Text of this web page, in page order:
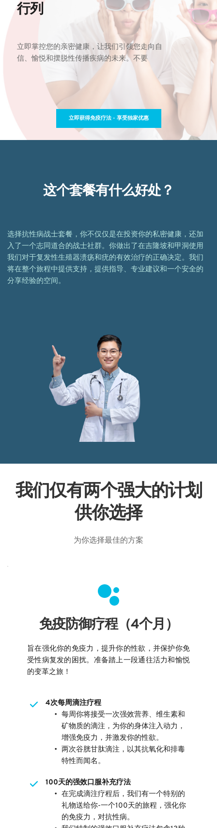
行列
立即掌控您的亲密健康，让我们引领您走向自
信、愉悦和摆脱性传播疾病的未来。不要
立即获得免疫疗法 - 享受独家优惠
这个套餐有什么好处？
选择抗性病战士套餐，你不仅仅是在投资你的私密健康，还加
入了一个志同道合的战士社群。你做出了在吉隆坡和甲洞使用
我们对于复发性生殖器溃疡和疣的有效治疗的正确决定。我们
将在整个旅程中提供支持，提供指导、专业建议和一个安全的
分享经验的空间。
我们仅有两个强大的计划
供你选择
为你选择最佳的方案
免疫防御疗程（4个月）
旨在强化你的免疫力，提升你的性欲，并保护你免
受性病复发的困扰。准备踏上一段通往活力和愉悦
的变革之旅！
4次每周滴注疗程
每周你将接受一次强效营养、维生素和
矿物质的滴注，为你的身体注入动力，
增强免疫力，并激发你的性欲。
两次谷胱甘肽滴注，以其抗氧化和排毒
特性而闻名。
100天的强效口服补充疗法
在完成滴注疗程后，我们有一个特别的
礼物送给你-一个100天的旅程，强化你
的免疫力，对抗性病。